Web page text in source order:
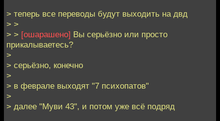
> теперь все переводы будут выходить на двд
> >
> > [ошарашено] Вы серьёзно или просто
прикалываетесь?
>
> серьёзно, конечно
>
> в феврале выходят "7 психопатов"
>
> далее "Муви 43", и потом уже всё подряд